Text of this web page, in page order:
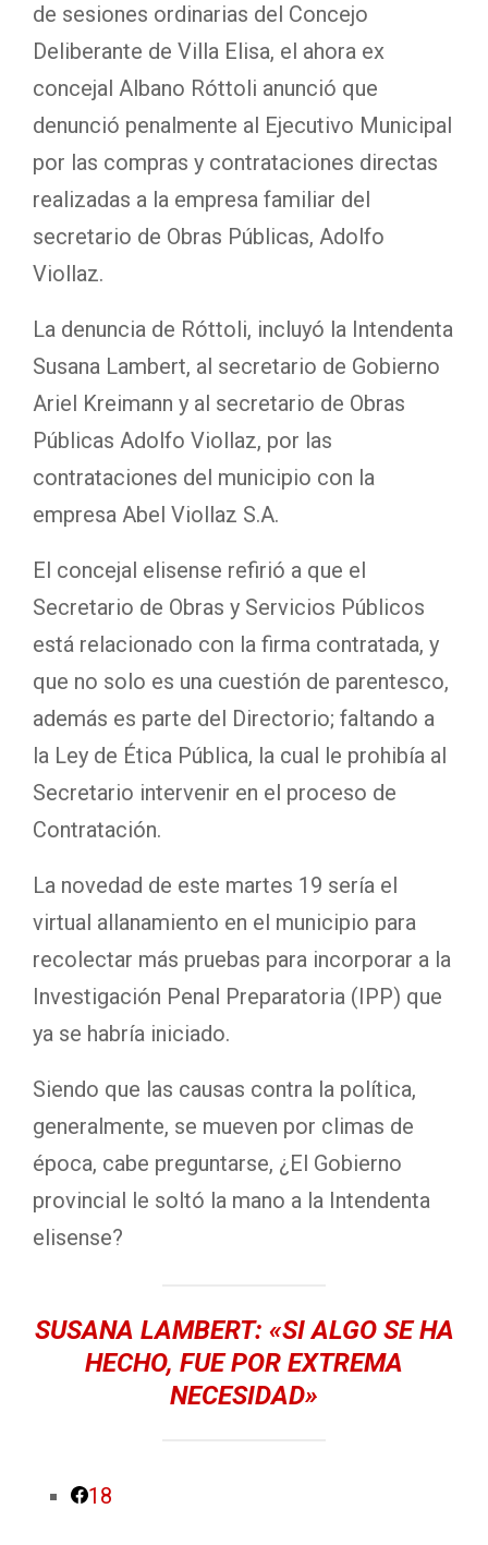
de sesiones ordinarias del Concejo
Deliberante de Villa Elisa, el ahora ex
concejal Albano Róttoli anunció que
denunció penalmente al Ejecutivo Municipal
por las compras y contrataciones directas
realizadas a la empresa familiar del
secretario de Obras Públicas, Adolfo
Viollaz.
La denuncia de Róttoli, incluyó la Intendenta
Susana Lambert, al secretario de Gobierno
Ariel Kreimann y al secretario de Obras
Públicas Adolfo Viollaz, por las
contrataciones del municipio con la
empresa Abel Viollaz S.A.
El concejal elisense refirió a que el
Secretario de Obras y Servicios Públicos
está relacionado con la firma contratada, y
que no solo es una cuestión de parentesco,
además es parte del Directorio; faltando a
la Ley de Ética Pública, la cual le prohibía al
Secretario intervenir en el proceso de
Contratación.
La novedad de este martes 19 sería el
virtual allanamiento en el municipio para
recolectar más pruebas para incorporar a la
Investigación Penal Preparatoria (IPP) que
ya se habría iniciado.
Siendo que las causas contra la política,
generalmente, se mueven por climas de
época, cabe preguntarse, ¿El Gobierno
provincial le soltó la mano a la Intendenta
elisense?
SUSANA LAMBERT: «SI ALGO SE HA
HECHO, FUE POR EXTREMA
NECESIDAD»
18